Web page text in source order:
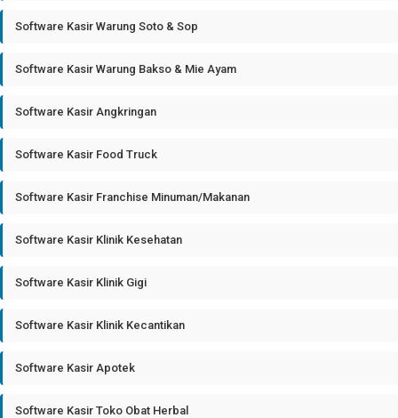
Software Kasir Warung Soto & Sop
Software Kasir Warung Bakso & Mie Ayam
Software Kasir Angkringan
Software Kasir Food Truck
Software Kasir Franchise Minuman/Makanan
Software Kasir Klinik Kesehatan
Software Kasir Klinik Gigi
Software Kasir Klinik Kecantikan
Software Kasir Apotek
Software Kasir Toko Obat Herbal